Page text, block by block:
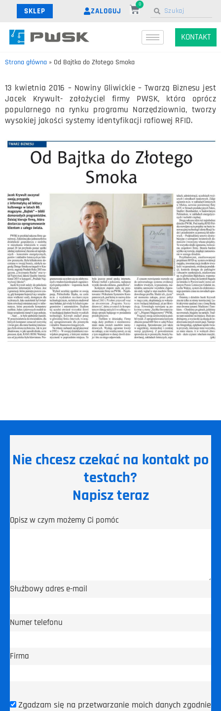
SKLEP ZALOGUJ
0
KONTAKT
Strona główna » Od Bajtka do Złotego Smoka
13 kwietnia 2016 – Nowiny Gliwickie – Twarzą Biznesu jest
Jacek Krywult- założyciel firmy PWSK, która oprócz
popularnego na rynku programu Narzędziownia, tworzy
wysokiej jakości systemy identyfikacji rafiowej RFID.
Nie chcesz czekać na kontakt po
testach?
Napisz teraz
Opisz w czym możemy Ci pomóc
Służbowy adres e-mail
Numer telefonu
Firma
Zgadzam się na przetwarzanie moich danych zgodnie